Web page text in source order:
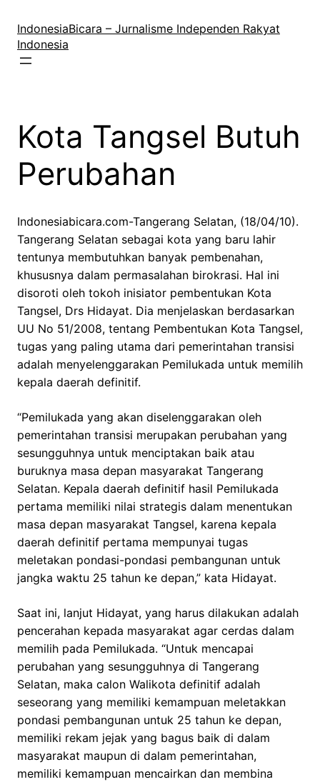
konten
IndonesiaBicara – Jurnalisme Independen Rakyat
Indonesia
Kota Tangsel Butuh
Perubahan
Indonesiabicara.com-Tangerang Selatan, (18/04/10).
Tangerang Selatan sebagai kota yang baru lahir
tentunya membutuhkan banyak pembenahan,
khususnya dalam permasalahan birokrasi. Hal ini
disoroti oleh tokoh inisiator pembentukan Kota
Tangsel, Drs Hidayat. Dia menjelaskan berdasarkan
UU No 51/2008, tentang Pembentukan Kota Tangsel,
tugas yang paling utama dari pemerintahan transisi
adalah menyelenggarakan Pemilukada untuk memilih
kepala daerah definitif.
“Pemilukada yang akan diselenggarakan oleh
pemerintahan transisi merupakan perubahan yang
sesungguhnya untuk menciptakan baik atau
buruknya masa depan masyarakat Tangerang
Selatan. Kepala daerah definitif hasil Pemilukada
pertama memiliki nilai strategis dalam menentukan
masa depan masyarakat Tangsel, karena kepala
daerah definitif pertama mempunyai tugas
meletakan pondasi-pondasi pembangunan untuk
jangka waktu 25 tahun ke depan,” kata Hidayat.
Saat ini, lanjut Hidayat, yang harus dilakukan adalah
pencerahan kepada masyarakat agar cerdas dalam
memilih pada Pemilukada. “Untuk mencapai
perubahan yang sesungguhnya di Tangerang
Selatan, maka calon Walikota definitif adalah
seseorang yang memiliki kemampuan meletakkan
pondasi pembangunan untuk 25 tahun ke depan,
memiliki rekam jejak yang bagus baik di dalam
masyarakat maupun di dalam pemerintahan,
memiliki kemampuan mencairkan dan membina